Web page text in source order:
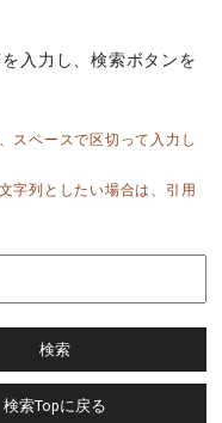
入力し、検索ボタンを
スペースで区切って入力し
字列としたい場合は、引用